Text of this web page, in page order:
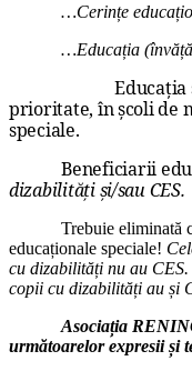
…Cerințe
…Educația
Educația
prioritate, în școli de
speciale.
Beneficiarii
dizabilități și/sau CES.
Trebuie eliminată
educaționale speciale!
cu dizabilități nu au
copii cu dizabilități au și
Asociația
următoarelor expresii și